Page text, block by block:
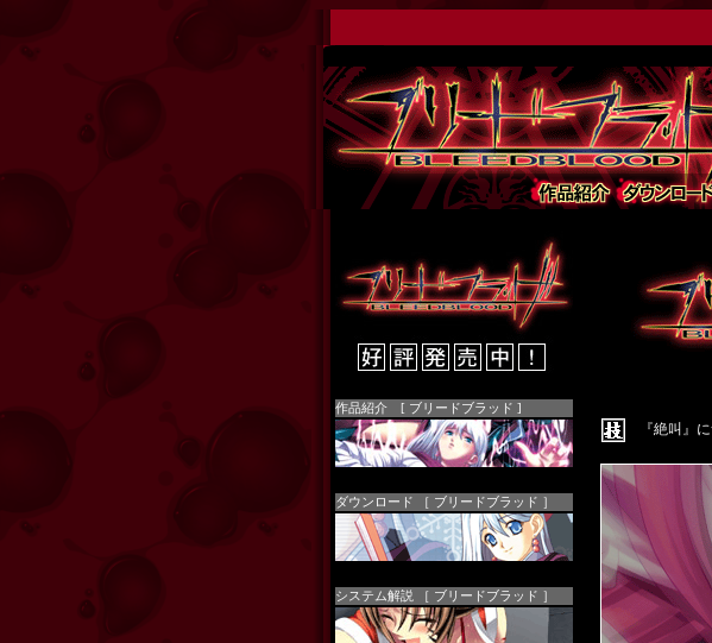
作品紹介 [ ブリードブラッド ]
ダウンロード ［ ブリードブラッド ］
システム解説 ［ ブリードブラッド ］
『絶叫』に